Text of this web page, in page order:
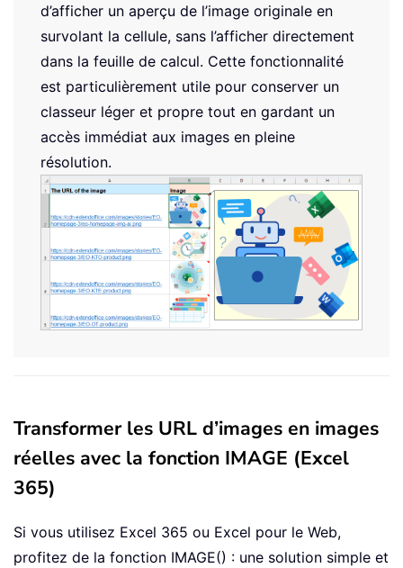
d’afficher un aperçu de l’image originale en
survolant la cellule, sans l’afficher directement
dans la feuille de calcul. Cette fonctionnalité
est particulièrement utile pour conserver un
classeur léger et propre tout en gardant un
accès immédiat aux images en pleine
résolution.
Transformer les URL d’images en images
réelles avec la fonction IMAGE (Excel
365)
Si vous utilisez Excel 365 ou Excel pour le Web,
profitez de la fonction IMAGE() : une solution simple et